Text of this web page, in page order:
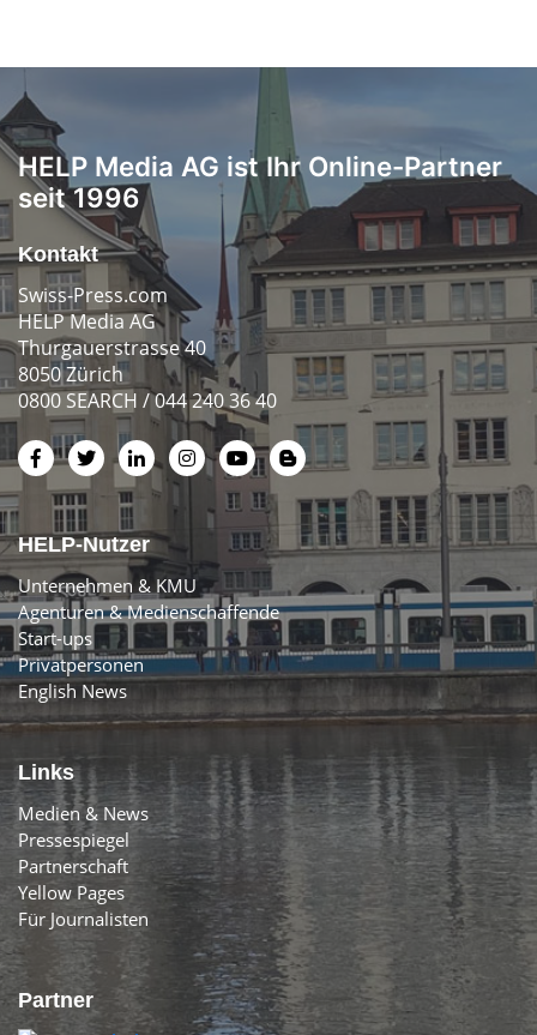
HELP Media AG ist Ihr Online-Partner
seit 1996
Kontakt
Swiss-Press.com
HELP Media AG
Thurgauerstrasse 40
8050 Zürich
0800 SEARCH / 044 240 36 40
HELP-Nutzer
Unternehmen & KMU
Agenturen & Medienschaffende
Start-ups
Privatpersonen
English News
Links
Medien & News
Pressespiegel
Partnerschaft
Yellow Pages
Für Journalisten
Partner